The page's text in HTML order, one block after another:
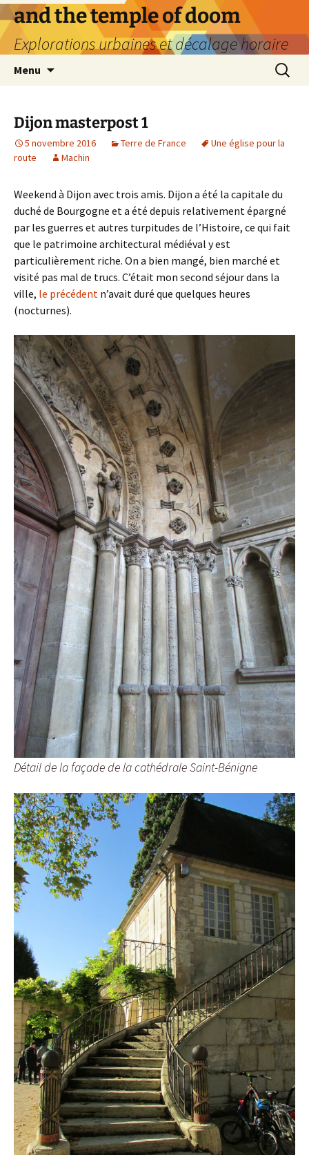
Aller
au
contenu
and the temple of doom
Explorations urbaines et décalage horaire
Menu
Dijon masterpost 1
5 novembre 2016 Terre de France
Une église pour la
route
Machin
Weekend à Dijon avec trois amis. Dijon a été la capitale du
duché de Bourgogne et a été depuis relativement épargné
par les guerres et autres turpitudes de l’Histoire, ce qui fait
que le patrimoine architectural médiéval y est
particulièrement riche. On a bien mangé, bien marché et
visité pas mal de trucs. C’était mon second séjour dans la
ville, le précédent n’avait duré que quelques heures
(nocturnes).
Détail de la façade de la cathédrale Saint-Bénigne